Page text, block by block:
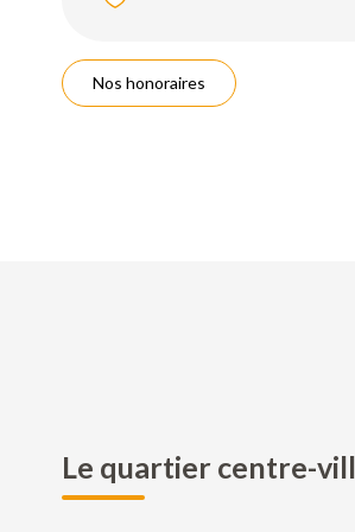
Nos honoraires
Le quartier centre-